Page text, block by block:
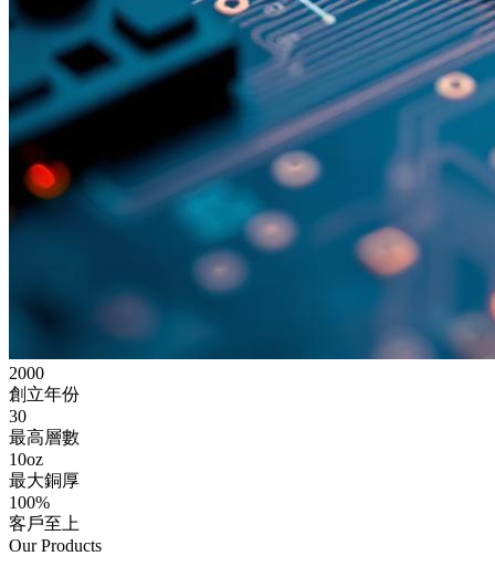
2000
創立年份
30
最高層數
10oz
最大銅厚
100%
客戶至上
Our Products